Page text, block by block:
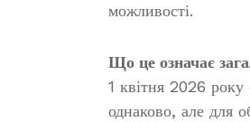
можливості.
Що це означає
1 квітня 2026
однаково, але для